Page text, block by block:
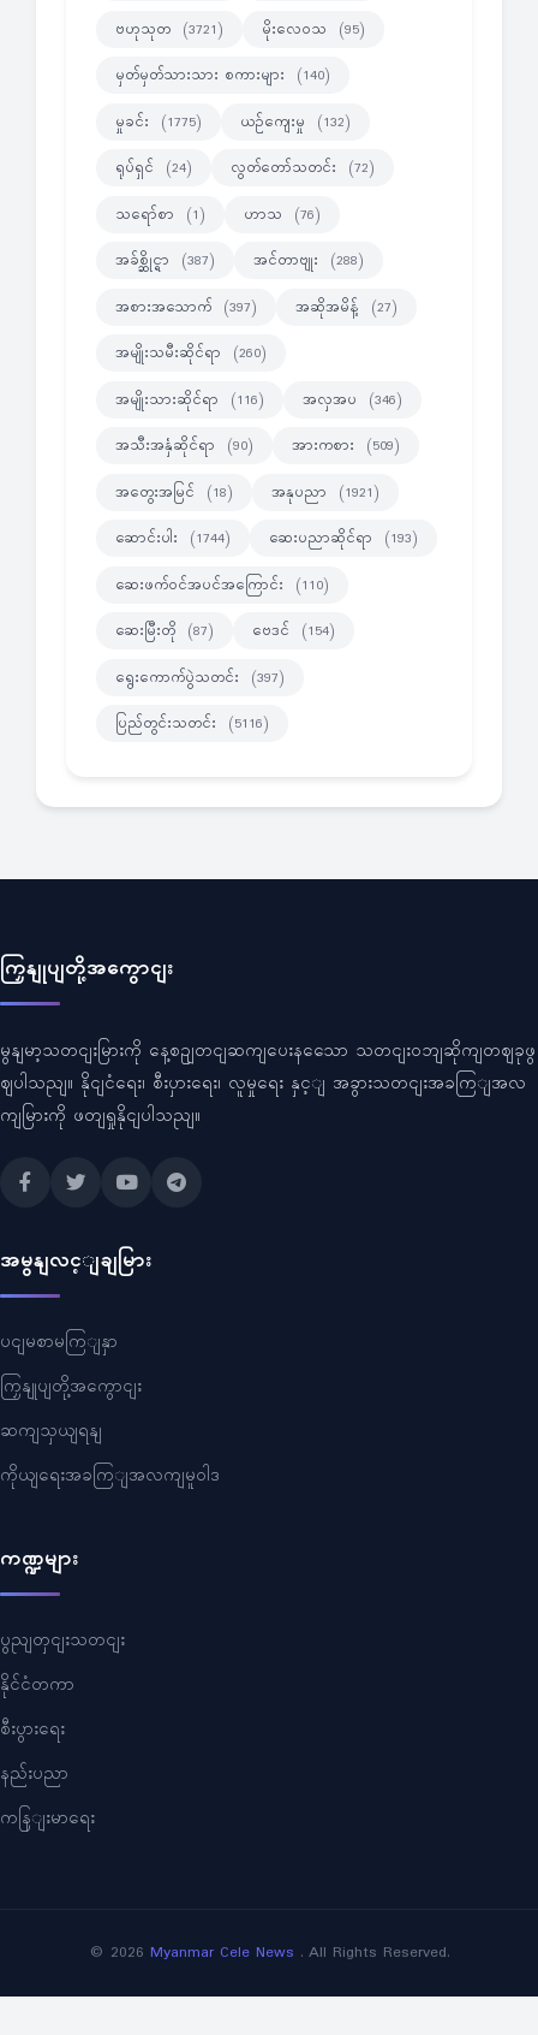
ဗဟုသုတ (3721) မိုးလေဝသ (95)
မှတ်မှတ်သားသား စကားများ (140)
မှုခင်း (1775) ယဉ်ကျေးမှု (132)
ရုပ်ရှင် (24) လွတ်တော်သတင်း (72)
သရော်စာ (1) ဟာသ (76)
အခ်စ္ဆိုင္ရာ (387) အင်တာဗျုး (288)
အစားအသောက် (397) အဆိုအမိန့် (27)
အမျိုးသမီးဆိုင်ရာ (260)
အမျိုးသားဆိုင်ရာ (116) အလှအပ (346)
အသီးအနှံဆိုင်ရာ (90) အားကစား (509)
အတွေးအမြင် (18) အနုပညာ (1921)
ဆောင်းပါး (1744) ဆေးပညာဆိုင်ရာ (193)
ဆေးဖက်ဝင်အပင်အကြောင်း (110)
ဆေးမြီးတို (87) ဗေဒင် (154)
ရွေးကောက်ပွဲသတင်း (397)
ပြည်တွင်းသတင်း (5116)
ကြှနျုပျတို့အကွောငျး
မွနျမာ့သတငျးမြားကို နေ့စဥျတငျဆကျပေးနသေော သတငျးဝဘျဆိုကျတဈခုဖွ
ဈပါသညျ။ နိုငျငံရေး၊ စီးပှားရေး၊ လူမှုရေး နှင့ျ အခွားသတငျးအခကြျအလ
ကျမြားကို ဖတျရှုနိုငျပါသညျ။
အမွနျလင့ျချမြား
ပငျမစာမကြျနှာ
ကြှနျုပျတို့အကွောငျး
ဆကျသှယျရနျ
ကိုယျရေးအခကြျအလကျမူဝါဒ
ကဏ္ဍများ
ပွညျတှငျးသတငျး
နိုင်ငံတကာ
စီးပွားရေး
နည်းပညာ
ကနြျးမာရေး
© 2026 Myanmar Cele News . All Rights Reserved.